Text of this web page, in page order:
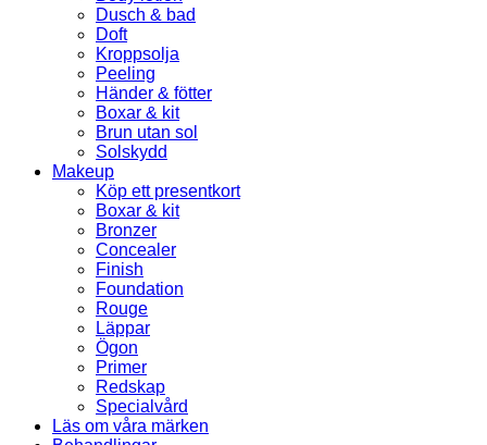
Dusch & bad
Doft
Kroppsolja
Peeling
Händer & fötter
Boxar & kit
Brun utan sol
Solskydd
Makeup
Köp ett presentkort
Boxar & kit
Bronzer
Concealer
Finish
Foundation
Rouge
Läppar
Ögon
Primer
Redskap
Specialvård
Läs om våra märken